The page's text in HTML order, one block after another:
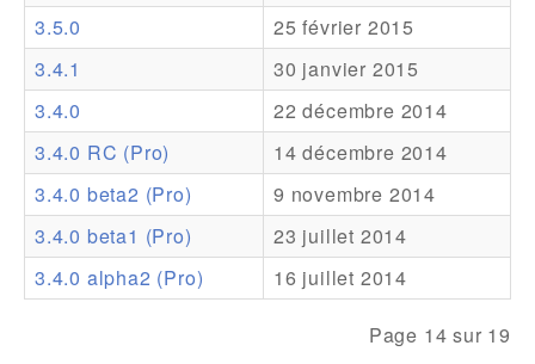
Theme Packs
Translation Packs
Support
Forum
Support Pro
3.5.0
25 février 2015
3.4.1
30 janvier 2015
3.4.0
22 décembre 2014
3.4.0 RC (Pro)
14 décembre 2014
3.4.0 beta2 (Pro)
9 novembre 2014
3.4.0 beta1 (Pro)
23 juillet 2014
3.4.0 alpha2 (Pro)
16 juillet 2014
Page 14 sur 19